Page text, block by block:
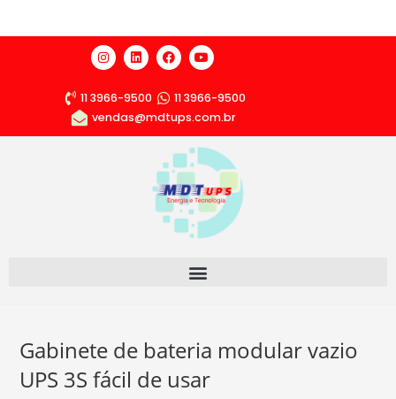
11 3966-9500
11 3966-9500
vendas@mdtups.com.br
Gabinete de bateria modular vazio
UPS 3S fácil de usar